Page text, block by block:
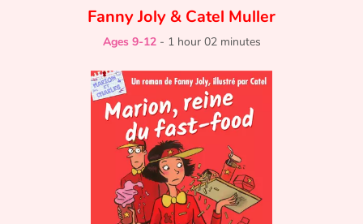
Tales and classics in french
Fanny Joly& Catel Muller
Ages 9-12- 1 hour 02 minutes